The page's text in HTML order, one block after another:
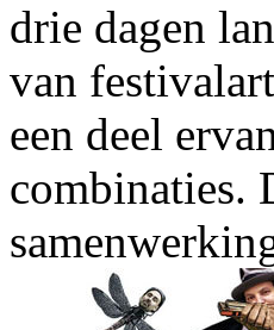
drie dagen
van
een deel
combinaties.